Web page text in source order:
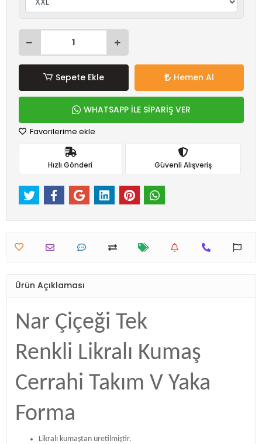
Sepete Ekle Hemen Al
WHATSAPP İLE SİPARİŞ VER
Favorilerime ekle
Hızlı Gönderi Güvenli Alışveriş
Ürün Açıklaması
Nar Çiçeği Tek
Renkli Likralı Kumaş
Cerrahi Takım V Yaka
Forma
Likralı kumaştan üretilmiştir.